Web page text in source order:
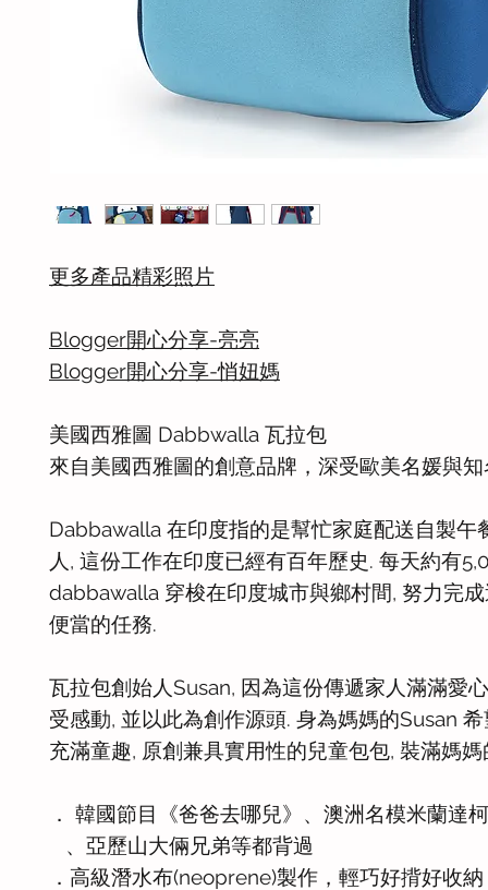
更多產品精彩照片
Blogger開心分享-亮亮
Blogger開心分享-悄妞媽
美國西雅圖 Dabbwalla 瓦拉包
來自美國西雅圖的創意品牌，深受歐美名媛與
Dabbawalla 在印度指的是幫忙家庭配送自製午
人, 這份工作在印度已經有百年歷史. 每天約有
dabbawalla 穿梭在印度城市與鄉村間, 努力完
便當的任務.
瓦拉包創始人Susan, 因為這份傳遞家人滿滿愛
受感動, 並以此為創作源頭. 身為媽媽的Susan
充滿童趣, 原創兼具實用性的兒童包包, 裝滿媽媽
． 韓國節目《爸爸去哪兒》、澳洲名模米蘭達
、亞歷山大倆兄弟等都背過
．高級潛水布(neoprene)製作，輕巧好揹好收